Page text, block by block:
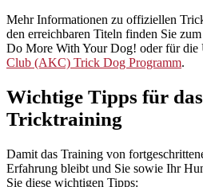
Mehr Informationen zu offiziellen
den erreichbaren Titeln finden Sie
Do More With Your Dog! oder für die
Club (AKC) Trick Dog Programm.
Wichtige Tipps für
Tricktraining
Damit das Training von
Erfahrung bleibt und Sie sowie Ihr
Sie diese wichtigen Tipps: